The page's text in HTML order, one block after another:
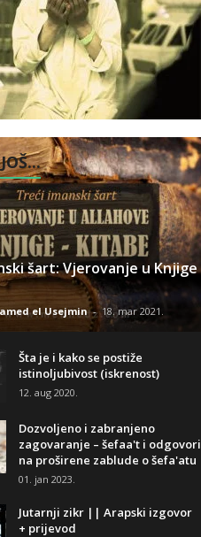
šart: Vjerovanje u Knjige
el Usejmin - 18. mar 2021.
Šta je i kako se postiže
istinoljubivost (iskrenost)
12. aug 2020.
Dozvoljeno i zabranjeno
zagovaranje – šefaa't i odgovori
na proširene zablude o šefa'atu
01. jan 2023.
Jutarnji zikr || Arapski izgovor
+ prijevod